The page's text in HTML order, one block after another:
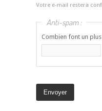
Votre e-mail restera
Anti-spam :
Combien font un